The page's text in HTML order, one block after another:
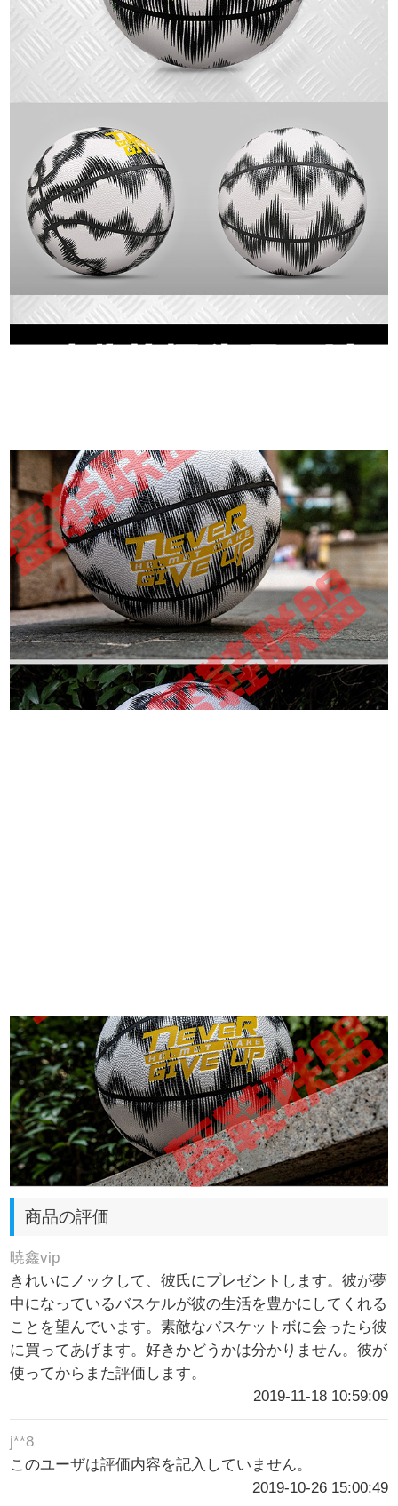
商品の評価
暁鑫vip
きれいにノックして、彼氏にプレゼントします。彼が夢
中になっているバスケルが彼の生活を豊かにしてくれる
ことを望んでいます。素敵なバスケットボに会ったら彼
に買ってあげます。好きかどうかは分かりません。彼が
使ってからまた評価します。
2019-11-18 10:59:09
j**8
このユーザは評価内容を記入していません。
2019-10-26 15:00:49